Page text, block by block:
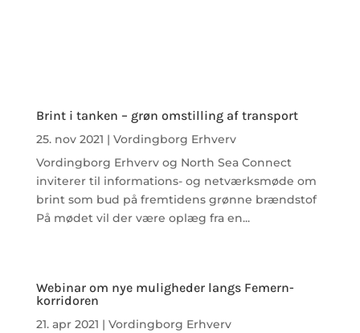
Brint i tanken – grøn omstilling af transport
25. nov 2021 | Vordingborg Erhverv
Vordingborg Erhverv og North Sea Connect
inviterer til informations- og netværksmøde om
brint som bud på fremtidens grønne brændstof
På mødet vil der være oplæg fra en...
Webinar om nye muligheder langs Femern-
korridoren
21. apr 2021 | Vordingborg Erhverv